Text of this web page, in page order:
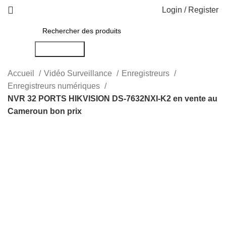
Login / Register
Accueil Vidéo Surveillance
Enregistreurs
Enregistreurs numériques
NVR 32 PORTS HIKVISION DS-7632NXI-K2 en vente au
Cameroun bon prix